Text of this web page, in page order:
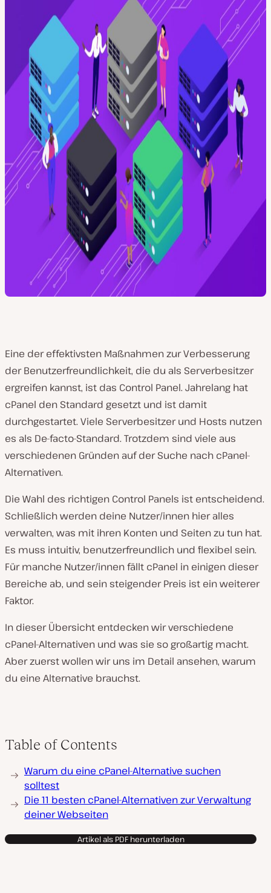
Eine der effektivsten Maßnahmen zur Verbesserung
der Benutzerfreundlichkeit, die du als Serverbesitzer
ergreifen kannst, ist das Control Panel. Jahrelang hat
cPanel den Standard gesetzt und ist damit
durchgestartet. Viele Serverbesitzer und Hosts nutzen
es als De-facto-Standard. Trotzdem sind viele aus
verschiedenen Gründen auf der Suche nach cPanel-
Alternativen.
Die Wahl des richtigen Control Panels ist entscheidend.
Schließlich werden deine Nutzer/innen hier alles
verwalten, was mit ihren Konten und Seiten zu tun hat.
Es muss intuitiv, benutzerfreundlich und flexibel sein.
Für manche Nutzer/innen fällt cPanel in einigen dieser
Bereiche ab, und sein steigender Preis ist ein weiterer
Faktor.
In dieser Übersicht entdecken wir verschiedene
cPanel-Alternativen und was sie so großartig macht.
Aber zuerst wollen wir uns im Detail ansehen, warum
du eine Alternative brauchst.
Table of Contents
Warum du eine cPanel-Alternative suchen
solltest
Die 11 besten cPanel-Alternativen zur Verwaltung
deiner Webseiten
Artikel als PDF herunterladen